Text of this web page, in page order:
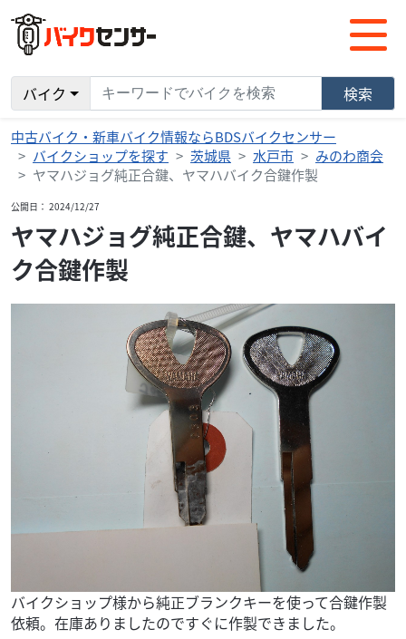
バイク 検索
中古バイク・新車バイク情報ならBDSバイクセンサー
バイクショップを探す
茨城県 水戸市
みのわ商会
ヤマハジョグ純正合鍵、ヤマハバイク合鍵作製
公開日： 2024/12/27
ヤマハジョグ純正合鍵、ヤマハバイ
ク合鍵作製
バイクショップ様から純正ブランクキーを使って合鍵作製
依頼。在庫ありましたのですぐに作製できました。